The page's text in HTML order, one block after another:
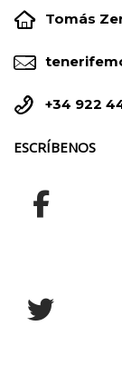

 Tomás



 +34 922
ESCRÍBENOS